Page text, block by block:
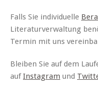
Falls Sie individuelle
Literaturverwaltung
Termin mit uns
Bleiben Sie auf dem
aufInstagram und